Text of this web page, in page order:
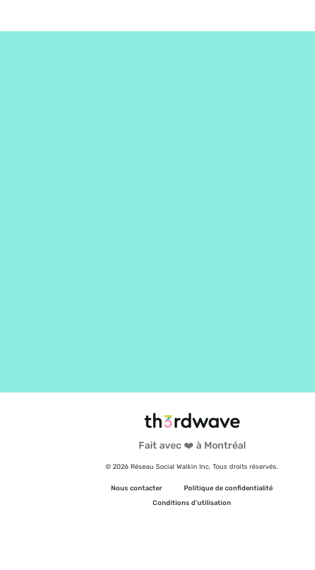
Fait avec ❤️ à Montréal
© 2026 Réseau Social Walkin Inc. Tous droits réservés.
Nous contacter
Politique de confidentialité
Conditions d'utilisation